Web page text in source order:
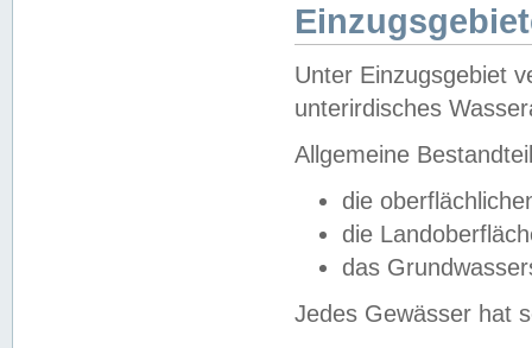
Unter Einzugsgebiet
unterirdisches
Allgemeine
die
die
das
Jedes Gewässer hat